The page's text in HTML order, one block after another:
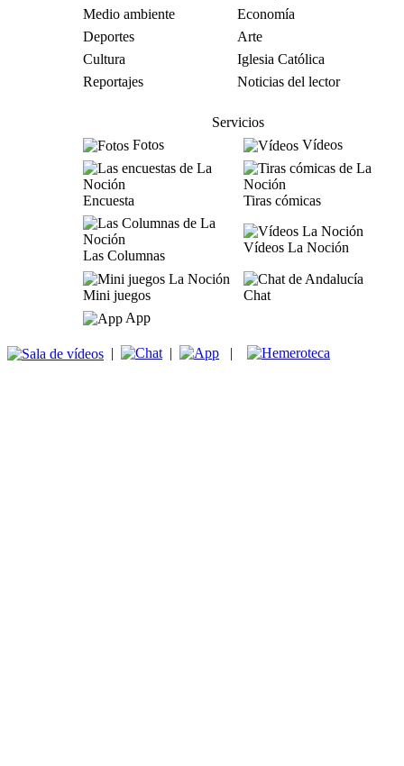
Medio ambiente
Economía
Deportes
Arte
Cultura
Iglesia Católica
Reportajes
Noticias del lector
Servicios
Fotos
Vídeos
Encuesta Tiras cómicas
Las Columnas
Vídeos La Noción
Mini juegos
Chat
App
| | |